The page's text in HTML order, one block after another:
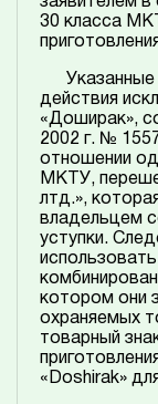
30 класса
Указанные
действия
«Доширак»,
2002 г. №
отношении
МКТУ,
лтд.»,
владельцем
уступки.
котором они
охраняемых
товарный
«Doshirak»